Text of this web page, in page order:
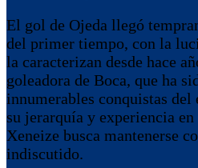
El gol de Ojeda llegó
del primer tiempo, con la
la caracterizan desde hace
goleadora de Boca, que ha
innumerables conquistas del
su jerarquía y experiencia
Xeneize busca mantenerse
indiscutido.